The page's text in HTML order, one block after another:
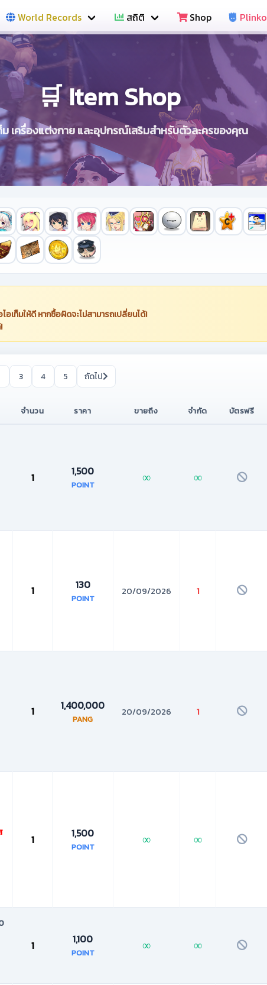
World Records สถิติ Shop Plinko
🛒 Item Shop
ม เครื่องแต่งกาย และอุปกรณ์เสริมสำหรับตัวละครของคุณ
เท็มให้ดี หากซื้อผิดจะไม่สามารถเปลี่ยนได้!
3 4 5 ถัดไป
จำนวน ราคา ขายถึง จำกัด บัตรฟรี
1 1,500
POINT ∞ ∞
1 130
POINT
20/09/2026 1
1 1,400,000
PANG
20/09/2026 1
1 1,500
POINT ∞ ∞
1 1,100
POINT ∞ ∞